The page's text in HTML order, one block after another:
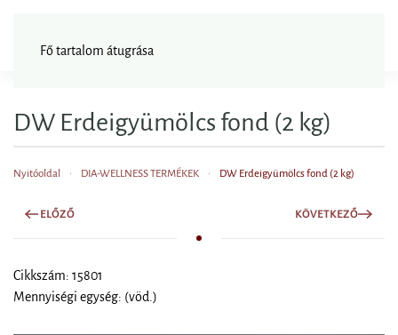
Fő tartalom átugrása
DW Erdeigyümölcs fond (2 kg)
Nyitóoldal DIA-WELLNESS TERMÉKEK DW Erdeigyümölcs fond (2 kg)
ELŐZŐ KÖVETKEZŐ
Cikkszám: 15801
Mennyiségi egység: (vöd.)